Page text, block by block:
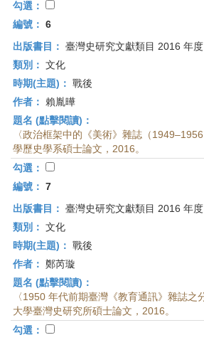
勾選：
編號： 6
出版書目： 臺灣史研究文獻類目 2016 年度
類別： 文化
時期(主題)： 戰後
作者：
賴胤曄
題名 (點擊閱讀)：
〈政治框架中的《美術》雜誌（
學歷史學系碩士論文，2016。
勾選：
編號： 7
出版書目： 臺灣史研究文獻類目 2016 年度
類別： 文化
時期(主題)： 戰後
作者： 鄭芮璇
題名 (點擊閱讀)：
〈1950 年代前期臺灣《教育通訊》雜誌之
大學臺灣史研究所碩士論文，2016。
勾選：